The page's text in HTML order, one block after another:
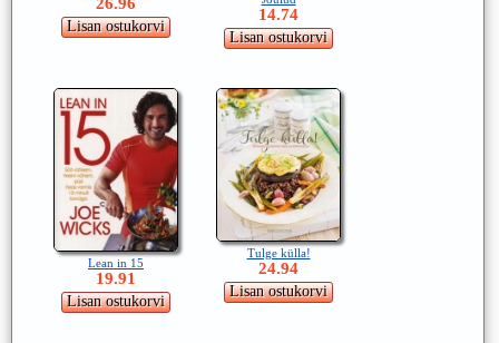
14.74
Lean in 15
19.91
Tulge külla!
24.94